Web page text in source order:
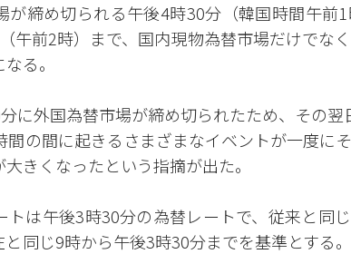
が締め切られる午後4時30分（韓国時間午前
午前2時）まで、国内現物為替市場だけでな
る。
に外国為替市場が締め切られたため、その
間の間に起きるさまざまなイベントが一度に
きくなったという指摘が出た。
は午後3時30分の為替レートで、従来と同じ
同じ9時から午後3時30分までを基準とする